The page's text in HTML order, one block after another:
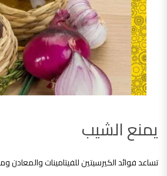
يمنع الشيب
تساعد فوائد الكيرسيتين للفيتامينات والمعادن